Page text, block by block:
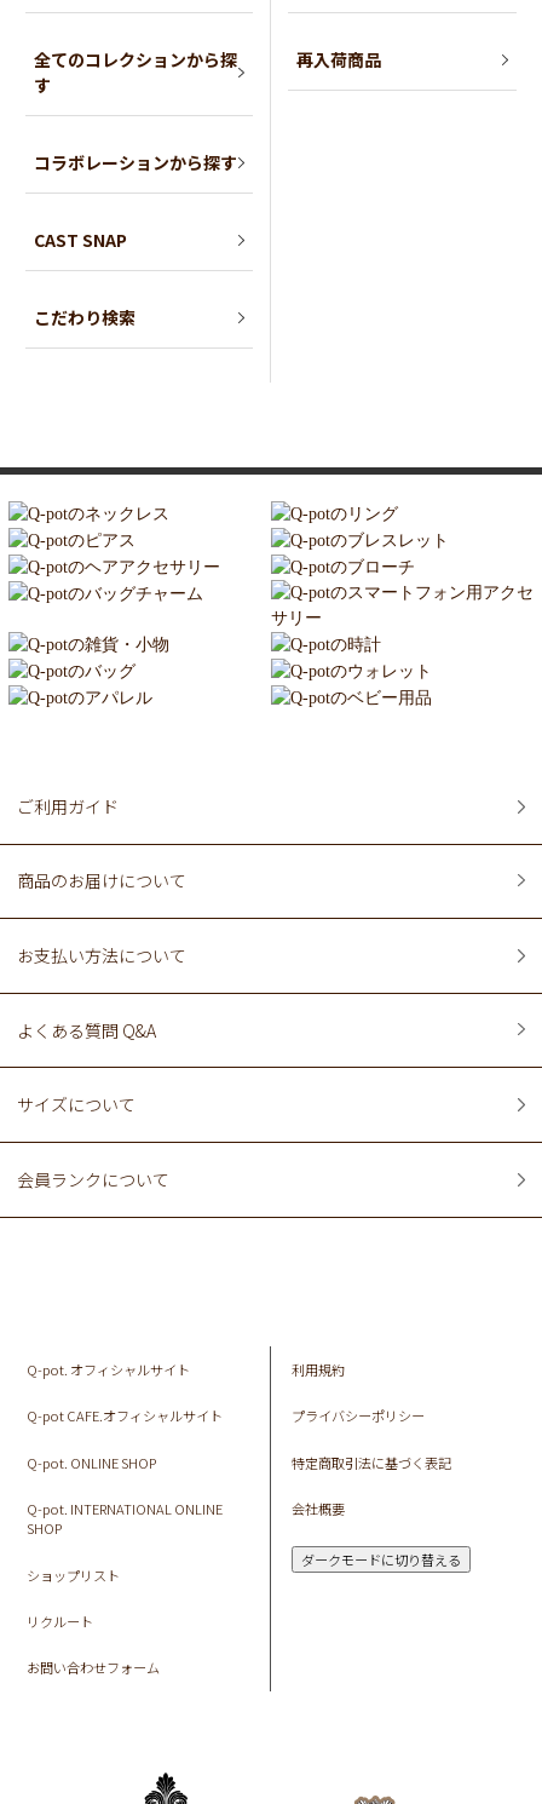
全てのコレクションから探
す
コラボレーションから探す
CAST SNAP
こだわり検索
再入荷商品
ご利用ガイド
商品のお届けについて
お支払い方法について
よくある質問 Q&A
サイズについて
会員ランクについて
Q-pot. オフィシャルサイト
Q-pot CAFE.オフィシャルサイト
Q-pot. ONLINE SHOP
Q-pot. INTERNATIONAL ONLINE
SHOP
ショップリスト
リクルート
お問い合わせフォーム
利用規約
プライバシーポリシー
特定商取引法に基づく表記
会社概要
ダークモードに切り替える